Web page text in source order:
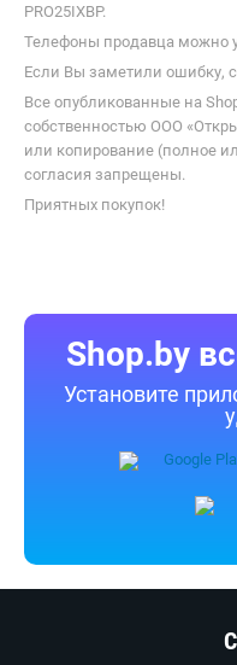
PRO25IXBP.
Телефоны продавца можно
Если Вы заметили ошибку,
Все опубликованные на
собственностью ООО
или копирование (полное
согласия запрещены.
Приятных покупок!
Shop.by
Установите